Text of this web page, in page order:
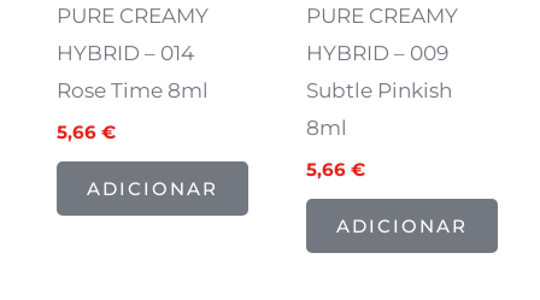
PURE CREAMY
HYBRID – 014
Rose Time 8ml
5,66 €
ADICIONAR
PURE CREAMY
HYBRID – 009
Subtle Pinkish
8ml
5,66€
ADICIONAR